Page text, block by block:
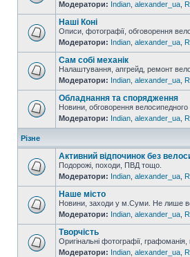
Модератори: Indian alexander_ua
Наші Коні
Описи, фотографії, обговорення
Модератори: Indian alexander_ua
Сам собі механік
Налаштування, апгрейд, ремонт
Модератори: Indian alexander_ua
Обладнання та спорядження
Новини, обговорення
Модератори: Indian alexander_ua
Різне
Активний відпочинок без
Подорожі, походи, ПВД тощо.
Модератори: Indian alexander_ua
Наше місто
Новини, заходи у м.Суми. Не лише
Модератори: Indian alexander_ua
Творчість
Оригінальні фотографії,
Модератори: Indian alexander_ua